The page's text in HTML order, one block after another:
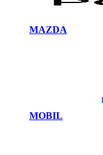
MAZDA
MOBIL